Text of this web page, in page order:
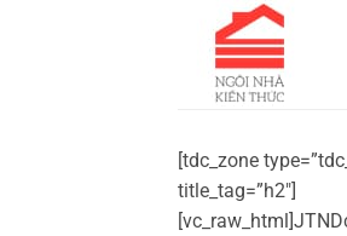
[tdc_zone type=”tdc_content”][vc_row][vc_column][tdb_header_date date_color=”#dd3333″ format=”d/m/Y” align_horiz=”content-horiz-right”][tdb_title